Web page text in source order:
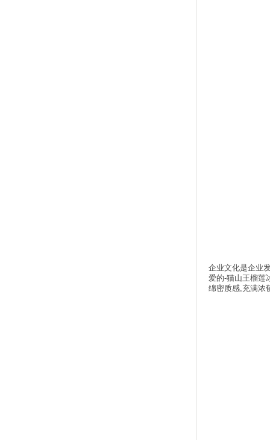
企业文化是企业
爱的-猫山王榴莲
绵密质感,充满浓